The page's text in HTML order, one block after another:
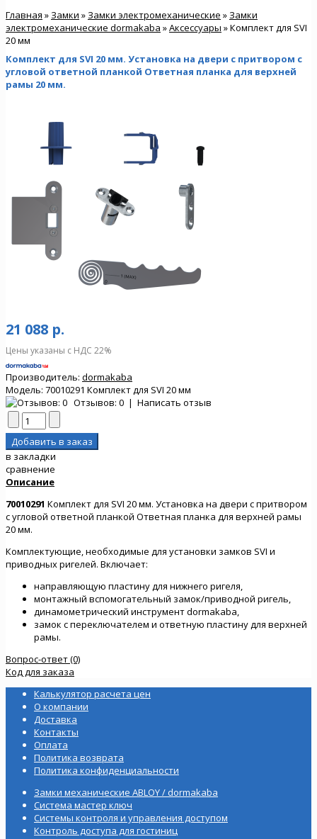
Главная » Замки » Замки электромеханические » Замки
электромеханические dormakaba »Аксессуары » Комплект для SVI
20 мм
Комплект для SVI 20 мм. Установка на двери с притвором с
угловой ответной планкой Ответная планка для верхней
рамы 20 мм.
21 088 р.
Цены указаны с НДС 22%
Производитель: dormakaba
Модель: 70010291 Комплект для SVI 20 мм
Отзывов: 0 | Написать отзыв
в закладки
сравнение
Описание
70010291 Комплект для SVI 20 мм. Установка на двери с притвором
с угловой ответной планкой Ответная планка для верхней рамы
20 мм.
Комплектующие, необходимые для установки замков SVI и
приводных ригелей. Включает:
направляющую пластину для нижнего ригеля,
монтажный вспомогательный замок/приводной ригель,
динамометрический инструмент dormakaba,
замок с переключателем и ответную пластину для верхней
рамы.
Вопрос-ответ (0)
Код для заказа
Калькулятор расчета цен
О компании
Доставка
Контакты
Оплата
Политика возврата
Политика конфиденциальности
Замки механические ABLOY / dormakaba
Система мастер ключ
Системы контроля и управления доступом
Контроль доступа для гостиниц